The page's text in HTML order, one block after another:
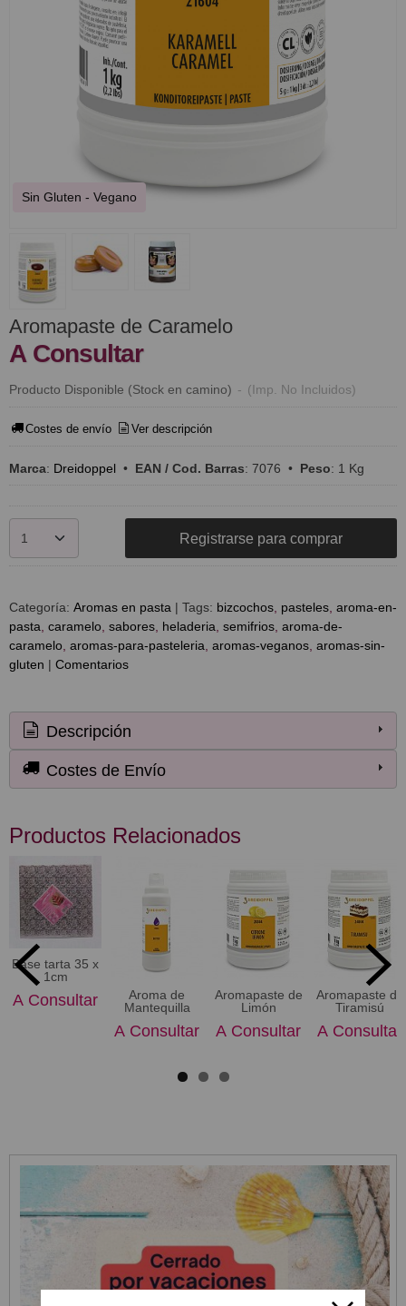
Sin Gluten - Vegano
Aromapaste de Caramelo
A Consultar
Producto Disponible (Stock en camino) - (Imp. No Incluidos)
Costes de envío Ver descripción
Marca: Dreidoppel • EAN / Cod. Barras: 7076 • Peso: 1 Kg
Registrarse para comprar
Categoría: Aromas en pasta | Tags: bizcochos pasteles aroma-en-
pasta caramelo sabores heladeria semifrios aroma-de-
caramelo aromas-para-pasteleria aromas-veganos aromas-sin-
gluten | Comentarios
Descripción
Costes de Envío
Productos Relacionados
Base tarta 35 x
1cm
A Consultar
Aroma de
Mantequilla
A Consultar
Aromapaste de
Limón
A Consultar
Aromapaste de
Tiramisú
A Consultar